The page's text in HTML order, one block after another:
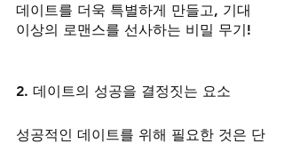
데이트를 더욱 특별하게 만들고, 기대
이상의 로맨스를 선사하는 비밀 무기!
2. 데이트의 성공을 결정짓는 요소
성공적인 데이트를 위해 필요한 것은 단